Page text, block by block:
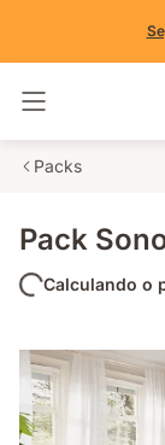
Packs
Pack
Calculando o